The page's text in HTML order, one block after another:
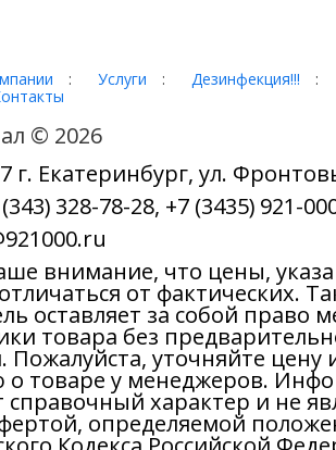
Дезинфекция!!!
© 2026
г. Екатеринбург, ул.
(343) 328-78-28, +7 (3435) 921-
внимание, что цены,
от фактических.
оставляет за собой право
товара без
Пожалуйста, уточняйте цену
товаре у менеджеров.
справочный характер и не
определяемой
Кодекса Российской